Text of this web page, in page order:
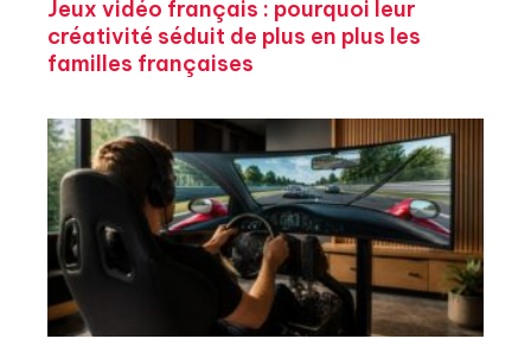
Jeux vidéo français : pourquoi leur
créativité séduit de plus en plus les
familles françaises